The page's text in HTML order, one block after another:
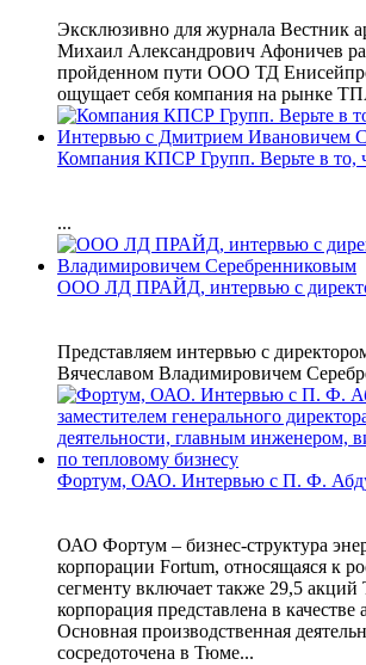
Эксклюзивно для журнала Вестник
Михаил Александрович Афоничев
пройденном пути ООО ТД
ощущает себя компания на рынке
Компания КПСР Групп. Верьте в то,
...
ООО ЛД ПРАЙД, интервью с
Представляем интервью с
Вячеславом Владимировичем
Фортум, ОАО. Интервью с П. Ф.
ОАО Фортум – бизнес-структура
корпорации Fortum, относящаяся к
сегменту включает также 29,5 акций
корпорация представлена в качестве
Основная производственная
сосредоточена в Тюме...